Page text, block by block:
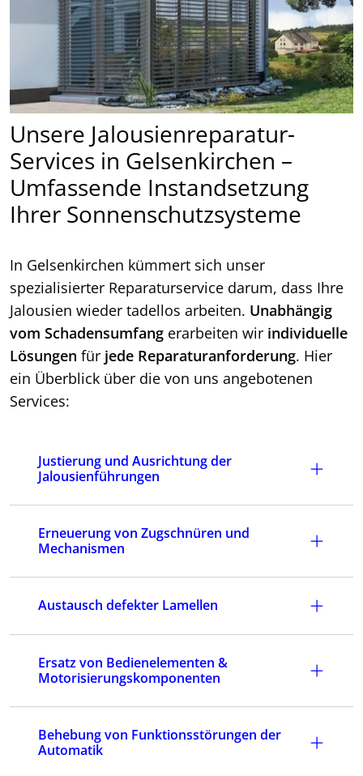
Unsere Jalousienreparatur-
Services in Gelsenkirchen –
Umfassende Instandsetzung
Ihrer Sonnenschutzsysteme
In Gelsenkirchen kümmert sich unser
spezialisierter Reparaturservice darum, dass Ihre
Jalousien wieder tadellos arbeiten. Unabhängig
vom Schadensumfang erarbeiten wir individuelle
Lösungen für jede Reparaturanforderung. Hier
ein Überblick über die von uns angebotenen
Services:
Justierung und Ausrichtung der
Jalousienführungen
Erneuerung von Zugschnüren und
Mechanismen
Austausch defekter Lamellen
Ersatz von Bedienelementen &
Motorisierungskomponenten
Behebung von Funktionsstörungen der
Automatik